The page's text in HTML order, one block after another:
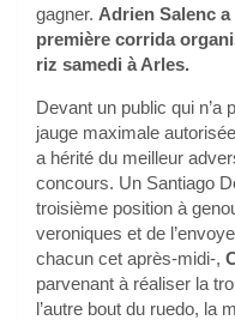
gagner. Adrien Salenc
première corrida
riz samedi à Arles.
Devant un public qui n’a
jauge maximale
a hérité du meilleur
concours. Un Santiago
troisième position à
veroniques et de
chacun cet après-midi-,
parvenant à réaliser la
l’autre bout du ruedo, la